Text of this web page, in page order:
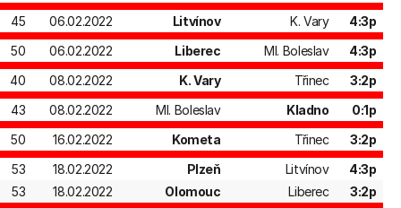
45
06.02.2022 Litvínov K. Vary
4:3p
50
06.02.2022 Liberec Ml. Boleslav
4:3p
40
08.02.2022 K. Vary Třinec
3:2p
43
08.02.2022 Ml. Boleslav Kladno
0:1p
50
16.02.2022 Kometa Třinec
3:2p
53
18.02.2022 Plzeň Litvínov
4:3p
53
18.02.2022 Olomouc Liberec
3:2p